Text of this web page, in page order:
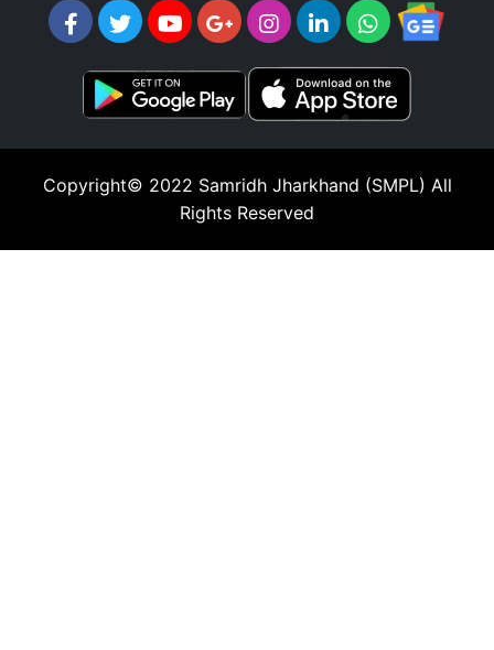
Copyright© 2022 Samridh Jharkhand (SMPL) All
Rights Reserved